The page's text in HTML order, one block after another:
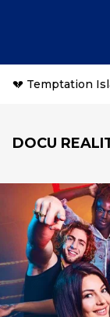
💔 Temptation
DOCU